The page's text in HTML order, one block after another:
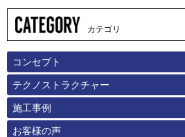
カテゴリ
コンセプト
テクノストラクチャー
施工事例
お客様の声